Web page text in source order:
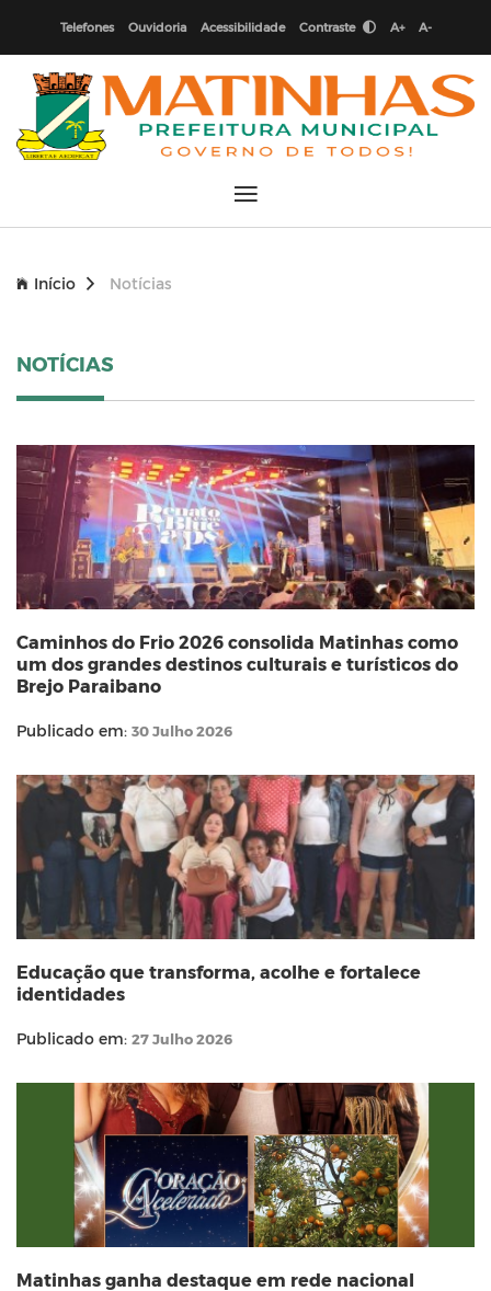
Telefones Ouvidoria Acessibilidade Contraste A+ A-
Início Notícias
NOTÍCIAS
Caminhos do Frio 2026 consolida Matinhas como
um dos grandes destinos culturais e turísticos do
Brejo Paraibano
Publicado em: 30 Julho 2026
Educação que transforma, acolhe e fortalece
identidades
Publicado em: 27 Julho 2026
Matinhas ganha destaque em rede nacional